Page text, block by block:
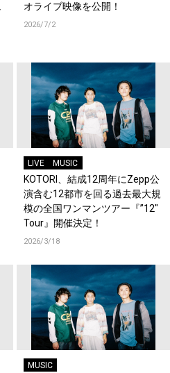
オライブ映像を公開！
2026/7/2
LIVE MUSIC
KOTORI、結成12周年にZepp公
演含む12都市を回る過去最大規
模の全国ワンマンツアー『”12″
Tour』開催決定！
2026/3/18
MUSIC